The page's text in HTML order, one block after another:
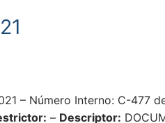
– Número Interno: C-477
– Descriptor: